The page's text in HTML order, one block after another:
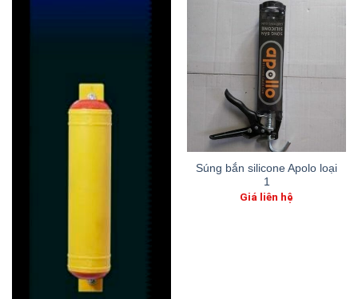
Súng bắn silicone Apolo loại
1
Giá liên hệ